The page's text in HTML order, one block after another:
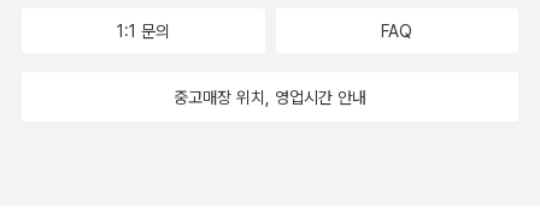
이었다.”(233쪽) 아, 이토록 가벼운 역설이라니! 이런 역설은 곧 고독
사람들을 너무 자주 만나왔던 우리는 시끌벅적한 삶 속에서 진지하게
1:1 문의 FAQ
중고매장 위치, 영업시간 안내